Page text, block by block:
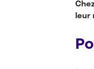
leur